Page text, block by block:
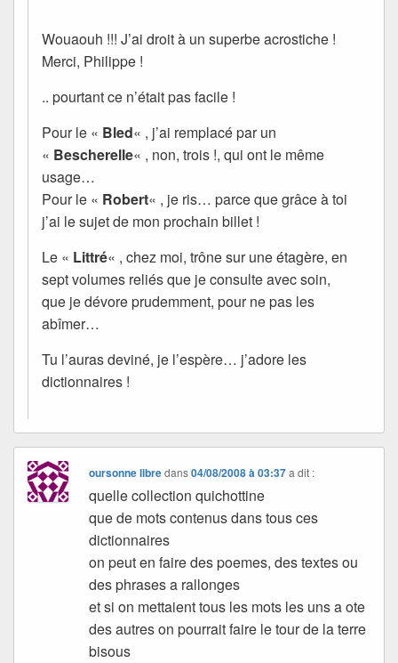
Wouaouh !!! J’ai droit à un superbe acrostiche !
Merci, Philippe !
.. pourtant ce n’était pas facile !
Pour le « Bled« , j’ai remplacé par un
« Bescherelle« , non, trois !, qui ont le même
usage…
Pour le « Robert« , je ris… parce que grâce à toi
j’ai le sujet de mon prochain billet !
Le « Littré« , chez moi, trône sur une étagère, en
sept volumes reliés que je consulte avec soin,
que je dévore prudemment, pour ne pas les
abîmer…
Tu l’auras deviné, je l’espère… j’adore les
dictionnaires !
oursonne libredans04/08/2008 à 03:37 a dit :
quelle collection quichottine
que de mots contenus dans tous ces
dictionnaires
on peut en faire des poemes, des textes ou
des phrases a rallonges
et si on mettaient tous les mots les uns a ote
des autres on pourrait faire le tour de la terre
bisous